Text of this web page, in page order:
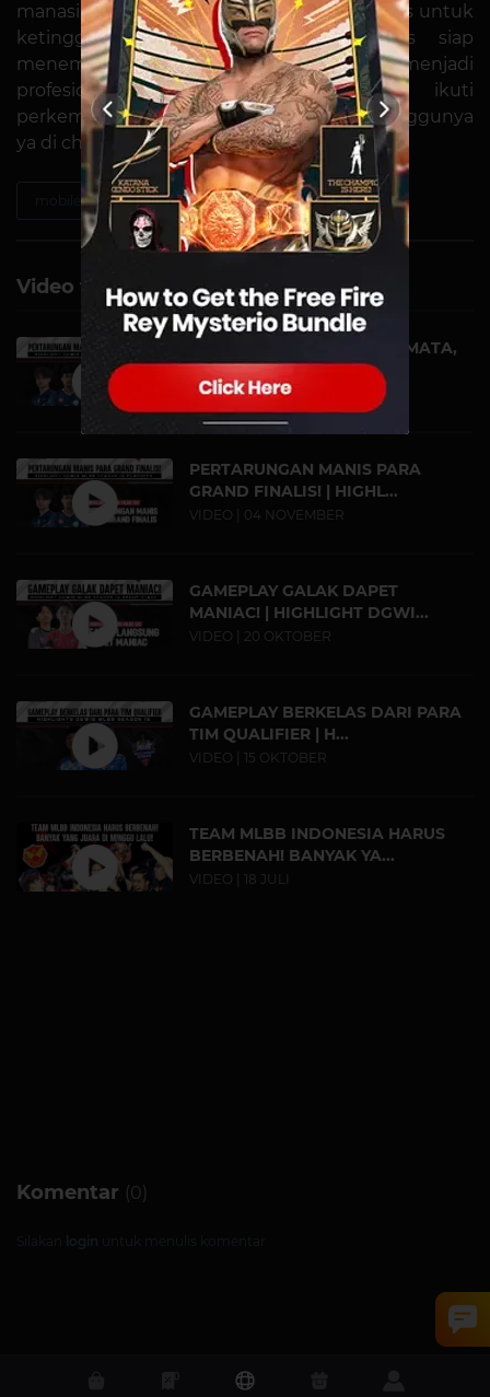
manasi. Kamu tidak perlu waswas lagi gaesss untuk
ketinggalan berita karena DuniaGames siap
menemani kamu sebelum memulai karir menjadi
profesional gamers. Jangan lupa ikuti
perkembangan games terbaru setiap minggunya
ya di channel DuniaGames gaesss…
mobile-legends
Video terkait
TAHTA KOSONG DIDEPAN MATA,
TLAC JADI JUARA! |...
VIDEO | 05 NOVEMBER
PERTARUNGAN MANIS PARA
GRAND FINALIS! | HIGHL...
VIDEO | 04 NOVEMBER
GAMEPLAY GALAK DAPET
MANIAC! | HIGHLIGHT DGWI...
VIDEO | 20 OKTOBER
GAMEPLAY BERKELAS DARI PARA
TIM QUALIFIER | H...
VIDEO | 15 OKTOBER
TEAM MLBB INDONESIA HARUS
BERBENAH! BANYAK YA...
VIDEO | 18 JULI
Komentar (0)